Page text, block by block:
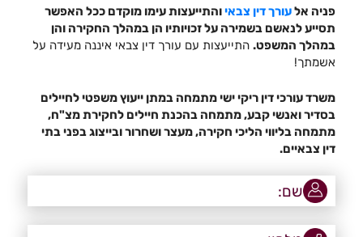
פניה אלעורך דין צבאיוהתייעצות עימו מוקדם ככל האפשר
תסייע לנאשם בשמירה על זכויותיו הן במהלך החקירה והן
במהלך המשפט.התייעצות עם עורך דין צבאי איננה מעידה על
אשמתך!
משרד עורכי דין ריקי ישי מתמחה במתן ייעוץ משפטי לחיילים
בסדיר ואנשי קבע, מתמחה בהכנת חיילים לחקירת מצ"ח,
מתמחה בליווי הליכי חקירה, מעצר ושחרור ובייצוג בפני בתי
דין צבאיים.